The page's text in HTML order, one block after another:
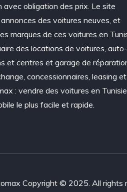
avec obligation des prix. Le site
des voitures neuves, et
marques de ces voitures en
des locations de voitures, auto-
et centres et garage de
concessionnaires, leasing et
: vendre des voitures en Tunisie
le plus facile et rapide.
Copyright © 2025. All rights